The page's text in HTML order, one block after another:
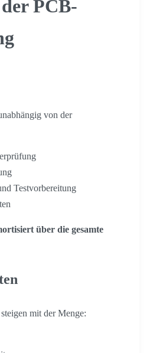
PCB-
von der
Testvorbereitung
über die gesamte
mit der Menge: